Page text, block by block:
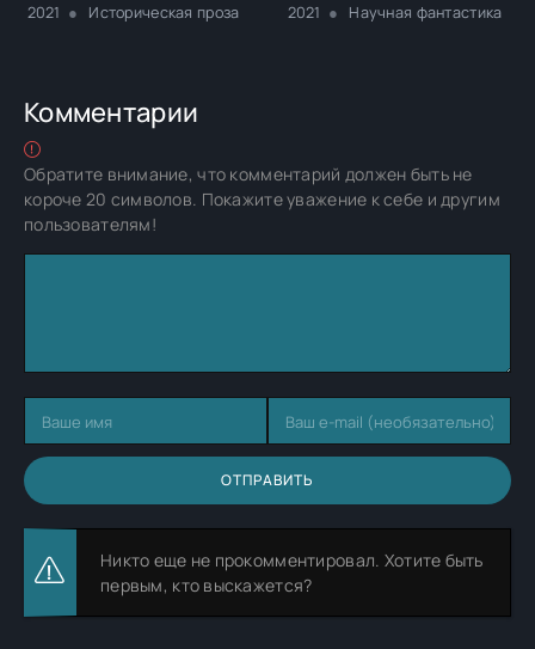
2021 Историческая проза 2021 Научная фантастика
Комментарии
Обратите внимание, что комментарий должен быть не
короче 20 символов. Покажите уважение к себе и другим
пользователям!
ОТПРАВИТЬ
Никто еще не прокомментировал. Хотите быть
первым, кто выскажется?